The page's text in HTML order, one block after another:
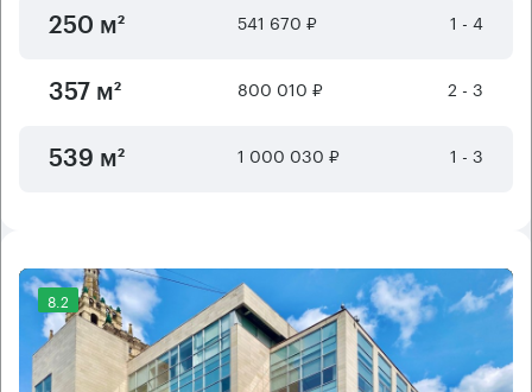
250 м² 541 670 ₽ 1 - 4
357 м² 800 010 ₽ 2 - 3
539 м² 1 000 030 ₽ 1 - 3
8.2